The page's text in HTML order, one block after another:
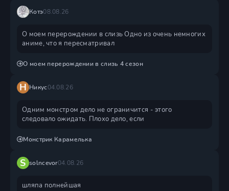
Котэ08.08.26
О моем перерождении в слизь Одно из очень немногих
аниме, что я пересматривал
О моем перерождении в слизь 4 сезон
Н Никус04.08.26
Одним монстром дело не ограничится - этого
следовало ожидать. Плохо дело, если
Монстрик Карамелька
S solncevor04.08.26
шляпа полнейшая